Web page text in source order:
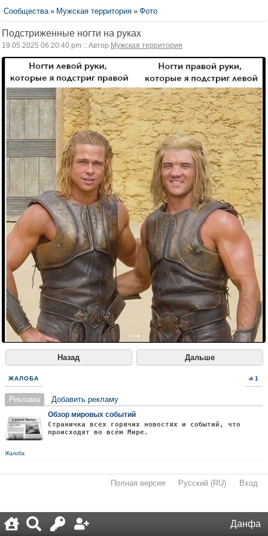
Данфа
Сообщества » Мужская территория » Фото
Подстриженные ногти на руках
19.05.2025 06:20:40 pm :: Автор Мужская территория
Назад Дальше
ЖАЛОБА 1
Реклама Добавить рекламу
Обзор мировых событий
Страничка всех горячих новостях и событий, что
происходят во всём Мире.
Жалоба
Полная версия Русский (RU) Вход